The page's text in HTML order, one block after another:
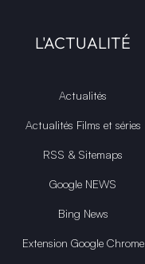
L'ACTUALITÉ
Actualités
Actualités Films et séries
RSS & Sitemaps
Google NEWS
Bing News
Extension Google Chrome